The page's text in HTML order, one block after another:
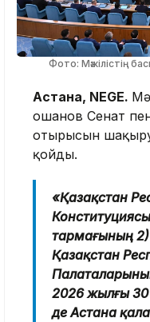
Фото: Мәжілістің
Астана, NEGE.
Қошанов Сенат
отырысын
қойды.
«Қазақстан
тармағының 2)
Қазақстан
2026 жылғы
де Астана